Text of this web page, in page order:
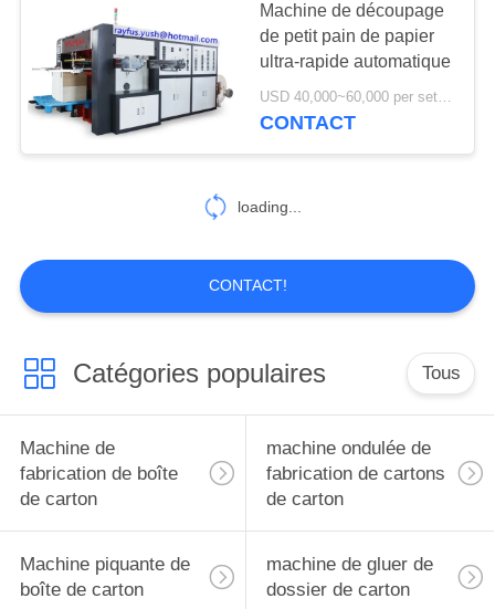
Machine de découpage
de petit pain de papier
ultra-rapide automatique
USD 40,000~60,000 per set MOQ:1 ensemble
CONTACT
loading...
CONTACT!
Catégories populaires Tous
Machine de
fabrication de boîte
de carton
machine ondulée de
fabrication de cartons
de carton
Machine piquante de
boîte de carton
machine de gluer de
dossier de carton